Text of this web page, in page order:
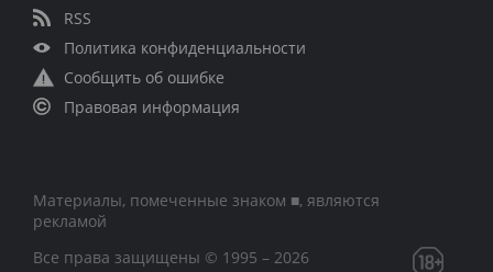
RSS
Политика конфиденциальности
Сообщить об ошибке
Правовая информация
Материалы, помеченные знаком ■, являются
рекламой
Все права защищены © 1995 – 2026